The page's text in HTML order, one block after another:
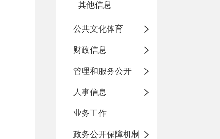
其他信息
公共文化体育
财政信息
管理和服务公开
人事信息
业务工作
政务公开保障机制